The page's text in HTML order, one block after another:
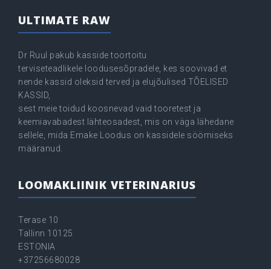
ULTIMATE RAW
Dr Ruul pakub kasside toortoitu
terviseteadlikele loodusesõpradele, kes soovivad et
nende kassid oleksid terved ja elujõulised TÕELISED
KASSID,
sest meie toidud koosnevad vaid tooretest ja
keemiavabadest lähteosadest, mis on väga lähedane
sellele, mida Emake Loodus on kassidele söömiseks
määranud.
LOOMAKLIINIK VETERINARIUS
Terase 10
Tallinn 10125
ESTONIA
+37256680028